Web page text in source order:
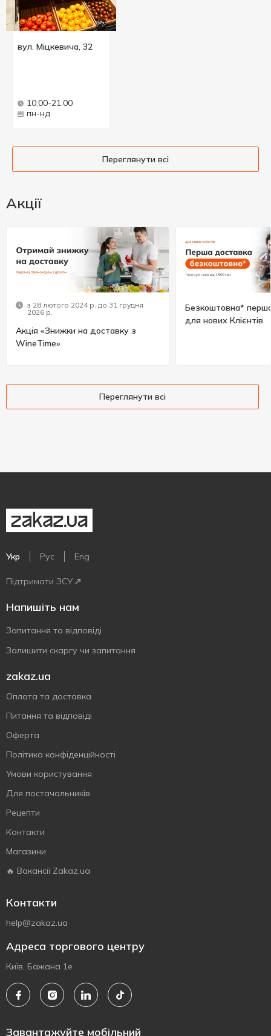
вул. Міцкевича, 32
10:00-21:00
пн-нд
Переглянути всі
Акції
з 28 лютого 2024 р. до 31 грудня
2026 р.
Акція «Знижки на доставку з
WineTime»
Безкоштовна*
для нових Клієнтів
Переглянути всі
Укр Рус Eng
Підтримати ЗСУ
Напишіть нам
Запитання та відповіді
Залишити скаргу чи запитання
zakaz.ua
Оплата та доставка
Питання та відповіді
Оферта
Політика конфіденційності
Умови користування
Для постачальників
Рецепти
Контакти
Магазини
🔥 Вакансії Zakaz.ua
Контакти
help@zakaz.ua
Адреса торгового центру
Київ, Бажана 1е
Завантажуйте мобільний